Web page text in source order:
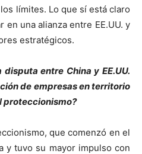
límites. Lo que sí está claro
una alianza entre EE.UU. y
estratégicos.
entre China y EE.UU.
de empresas en territorio
proteccionismo?
que comenzó en el
y tuvo su mayor impulso con